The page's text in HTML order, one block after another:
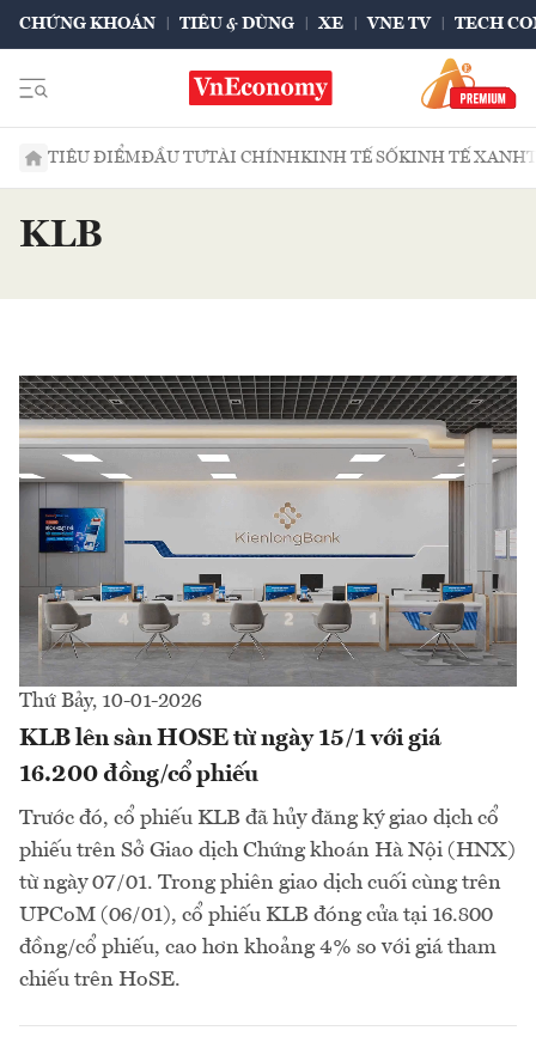
CHỨNG KHOÁN TIÊU & DÙNG XE VNE TV TECH
TIÊU ĐIỂMĐẦU TƯTÀI CHÍNHKINH TẾ SỐKINH TẾ XANH
KLB
Thứ Bảy, 10-01-2026
KLB lên sàn HOSE từ ngày 15/1 với giá
16.200 đồng/cổ phiếu
Trước đó, cổ phiếu KLB đã hủy đăng ký giao dịch cổ
phiếu trên Sở Giao dịch Chứng khoán Hà Nội (HNX)
từ ngày 07/01. Trong phiên giao dịch cuối cùng trên
UPCoM (06/01), cổ phiếu KLB đóng cửa tại 16.800
đồng/cổ phiếu, cao hơn khoảng 4% so với giá tham
chiếu trên HoSE.